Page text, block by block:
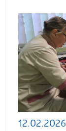
12.02.2026